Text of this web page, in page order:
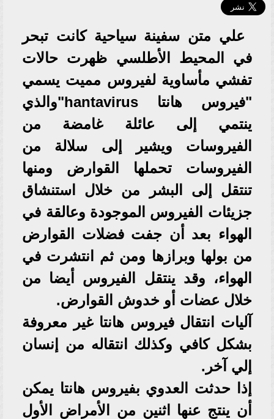
علي متن سفينة سياحية كانت تبحر
في المحيط الأطلسي ظهرت حالات
تفشي مأساوية لفيروس مميت يسمي
"فيروس هانتا hantavirus"والذي
ينتمي إلى عائلة غامضة من
الفيروسات ويشير إلى سلالة من
الفيروسات تحملها القوارض ومنها
تنتقل إلى البشر من خلال استنشاق
جزيئات الفيروس الموجودة وعالقة في
الهواء بعد أن جفت فضلات القوارض
من بولها وبرازها ومن ثم انتشرت في
الهواء، وقد ينتقل الفيروس أيضا من
خلال عضات أو خدوش القوارض.
آليات انتقال فيروس هانتا غير معروفة
بشكل كافي وكذلك انتقاله من إنسان
إلي آخر.
إذا حدثت العدوي بفيروس هانتا يمكن
أن ينتج عنها اثنين من الأمراض الأول